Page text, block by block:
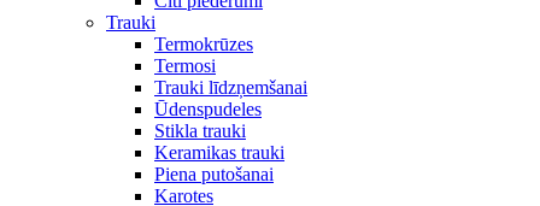
Trauki
Termokrūzes
Termosi
Trauki līdzņemšanai
Ūdenspudeles
Stikla trauki
Keramikas trauki
Piena putošanai
Karotes